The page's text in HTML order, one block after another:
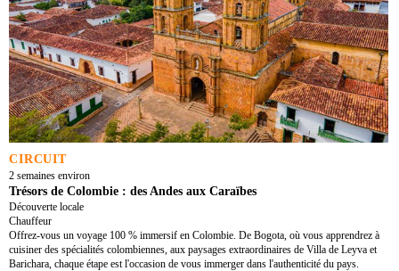
CIRCUIT
2 semaines environ
Trésors de Colombie : des Andes aux Caraïbes
Découverte locale
Chauffeur
Offrez-vous un voyage 100 % immersif en Colombie. De Bogota, où vous apprendrez à
cuisiner des spécialités colombiennes, aux paysages extraordinaires de Villa de Leyva et
Barichara, chaque étape est l'occasion de vous immerger dans l'authenticité du pays.